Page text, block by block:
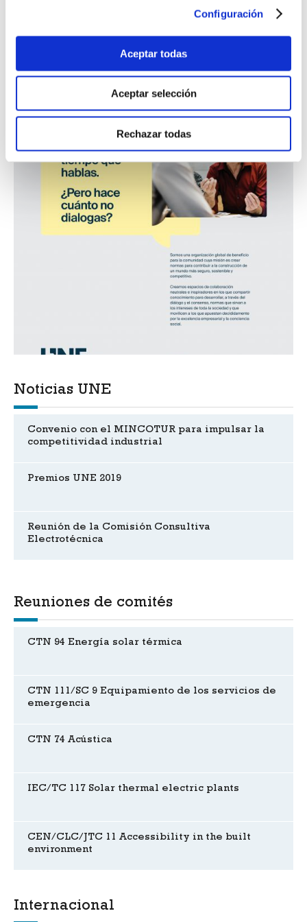
Configuración
Aceptar todas
Aceptar selección
Rechazar todas
infraestructuras del ciclo urbano del agua en España y Hacia
de agua urbana en España. Además, se presentó la Guía de
gestión de activos en redes de abastecimiento, elaborada por
Noticias UNE
Convenio con el MINCOTUR para impulsar la
competitividad industrial
Premios UNE 2019
Reunión de la Comisión Consultiva
Electrotécnica
Reuniones de comités
CTN 94 Energía solar térmica
CTN 111/SC 9 Equipamiento de los servicios de
emergencia
CTN 74 Acústica
IEC/TC 117 Solar thermal electric plants
CEN/CLC/JTC 11 Accessibility in the built
environment
Internacional